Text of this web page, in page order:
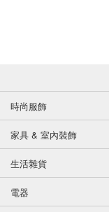
時尚服飾
家具 & 室內裝飾
生活雜貨
電器